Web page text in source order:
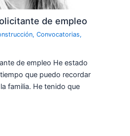
de empleo
,Convocatorias,
de empleo He estado
que puedo recordar
familia. He tenido que